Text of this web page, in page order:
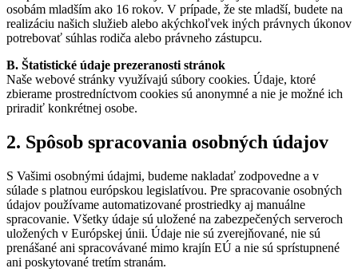
osobám mladším ako 16 rokov. V prípade, že ste mladší, budete na
realizáciu našich služieb alebo akýchkoľvek iných právnych úkonov
potrebovať súhlas rodiča alebo právneho zástupcu.
B. Štatistické údaje prezeranosti stránok
Naše webové stránky využívajú súbory cookies. Údaje, ktoré
zbierame prostredníctvom cookies sú anonymné a nie je možné ich
priradiť konkrétnej osobe.
2. Spôsob spracovania osobných údajov
S Vašimi osobnými údajmi, budeme nakladať zodpovedne a v
súlade s platnou európskou legislatívou. Pre spracovanie osobných
údajov používame automatizované prostriedky aj manuálne
spracovanie. Všetky údaje sú uložené na zabezpečených serveroch
uložených v Európskej únii. Údaje nie sú zverejňované, nie sú
prenášané ani spracovávané mimo krajín EÚ a nie sú sprístupnené
ani poskytované tretím stranám.